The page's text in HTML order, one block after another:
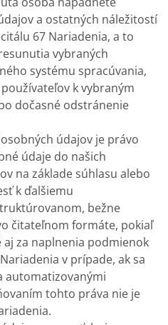
a ostatných náležitostí
67 Nariadenia, a to
vybraných
systému spracúvania,
k vybraným
dočasné odstránenie
údajov je právo
údaje do našich
na základe súhlasu alebo
k ďalšiemu
bežne
čitateľnom formáte, pokiaľ
za naplnenia podmienok
v prípade, ak sa
automatizovanými
tohto práva nie je